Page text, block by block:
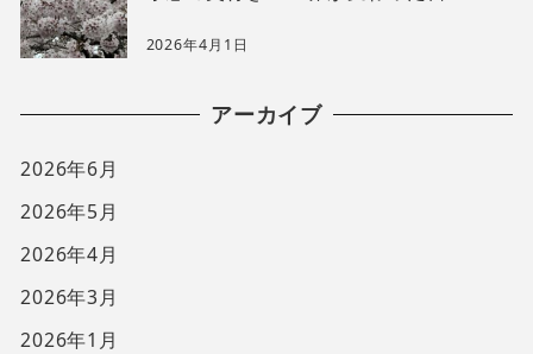
2026年4月1日
アーカイブ
2026年6月
2026年5月
2026年4月
2026年3月
2026年1月